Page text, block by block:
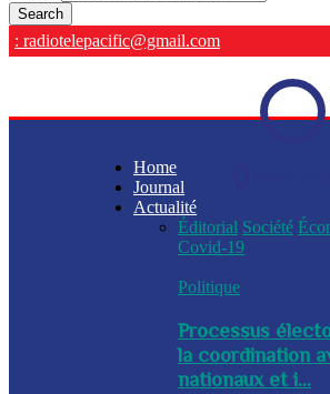
: radiotelepacific@gmail.com
Home
Journal
Actualité
Éditorial Société
Covid-19
Politique
Processus
la coordination
nationaux et i...